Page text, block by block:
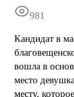
981
Кандидат в
вошла в
место
месту,